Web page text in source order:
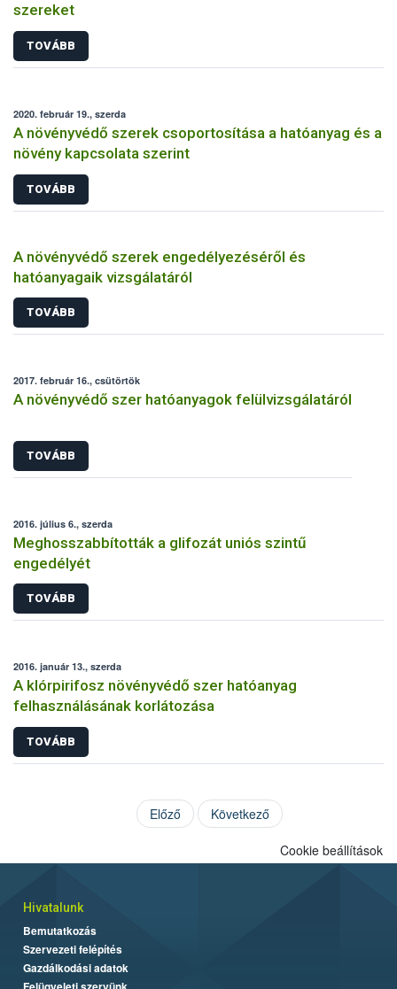
szereket
TOVÁBB
2020. február 19., szerda
A növényvédő szerek csoportosítása a hatóanyag és a
növény kapcsolata szerint
TOVÁBB
A növényvédő szerek engedélyezéséről és
hatóanyagaik vizsgálatáról
TOVÁBB
2017. február 16., csütörtök
A növényvédő szer hatóanyagok felülvizsgálatáról
TOVÁBB
2016. július 6., szerda
Meghosszabbították a glifozát uniós szintű
engedélyét
TOVÁBB
2016. január 13., szerda
A klórpirifosz növényvédő szer hatóanyag
felhasználásának korlátozása
TOVÁBB
Előző Következő
Cookie beállítások
Hivatalunk
Bemutatkozás
Szervezeti felépítés
Gazdálkodási adatok